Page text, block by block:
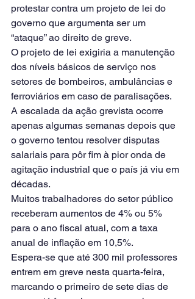
protestar contra um projeto de lei do
governo que argumenta ser um
“ataque” ao direito de greve.
O projeto de lei exigiria a manutenção
dos níveis básicos de serviço nos
setores de bombeiros, ambulâncias e
ferroviários em caso de paralisações.
A escalada da ação grevista ocorre
apenas algumas semanas depois que
o governo tentou resolver disputas
salariais para pôr fim à pior onda de
agitação industrial que o país já viu em
décadas.
Muitos trabalhadores do setor público
receberam aumentos de 4% ou 5%
para o ano fiscal atual, com a taxa
anual de inflação em 10,5%.
Espera-se que até 300 mil professores
entrem em greve nesta quarta-feira,
marcando o primeiro de sete dias de